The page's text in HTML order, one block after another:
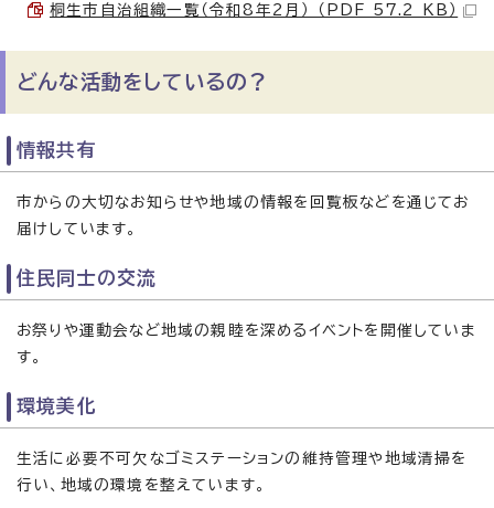
桐生市自治組織一覧（令和8年2月） （PDF 57.2 KB）
どんな活動をしているの？
情報共有
市からの大切なお知らせや地域の情報を回覧板などを通じてお
届けしています。
住民同士の交流
お祭りや運動会など地域の親睦を深めるイベントを開催していま
す。
環境美化
生活に必要不可欠なゴミステーションの維持管理や地域清掃を
行い、地域の環境を整えています。